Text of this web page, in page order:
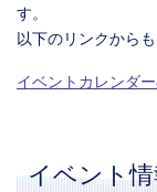
す。
以下のリンクから
イベントカレンダ
イベント